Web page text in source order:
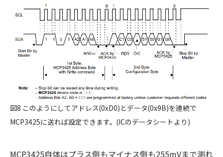
図8 このようにしてアドレス(0xD0)とデータ(0x9B)を連続で
MCP3425に送れば設定できます。(ICのデータシートより)
MCP3425自体はプラス側もマイナス側も255mVまで測れ